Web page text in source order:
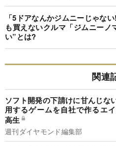
「5ドアなんかジムニーじゃな
も買えないクルマ「ジムニー
い”とは?
関連
ソフト開発の下請けに甘んじな
用するゲームを自社で作るエ
高生
週刊ダイヤモンド編集部